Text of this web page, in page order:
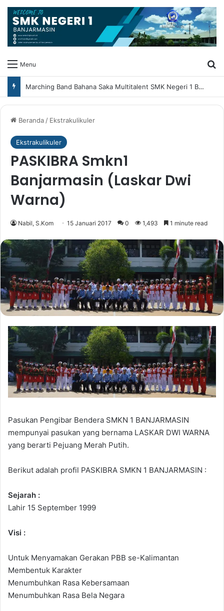
Menu
Marching Band Bahana Saka Multitalent SMK Negeri 1 Banjarmasin Borong Prestasi di Festival Borneo Marching Day 2026
Beranda/ Ekstrakulikuler
Ekstrakulikuler
PASKIBRA Smkn1
Banjarmasin (Laskar Dwi
Warna)
Nabil, S.Kom 15 Januari 2017 0 1,493 1 minute read
Pasukan Pengibar Bendera SMKN 1 BANJARMASIN
mempunyai pasukan yang bernama LASKAR DWI WARNA
yang berarti Pejuang Merah Putih.
Berikut adalah profil PASKIBRA SMKN 1 BANJARMASIN :
Sejarah :
Lahir 15 September 1999
Visi :
Untuk Menyamakan Gerakan PBB se-Kalimantan
Membentuk Karakter
Menumbuhkan Rasa Kebersamaan
Menumbuhkan Rasa Bela Negara